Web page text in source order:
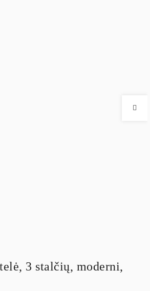
3 stalčių, moderni,